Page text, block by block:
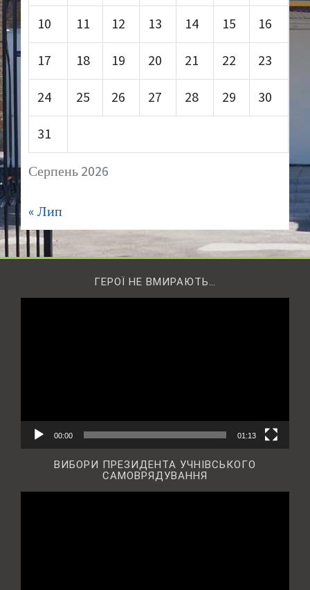
Серпень 2026
10 11 12 13 14 15 16
17 18 19 20 21 22 23
24 25 26 27 28 29 30
31
« Лип
ГЕРОЇ НЕ ВМИРАЮТЬ…
00:00 01:13
ВИБОРИ ПРЕЗИДЕНТА УЧНІВСЬКОГО
САМОВРЯДУВАННЯ